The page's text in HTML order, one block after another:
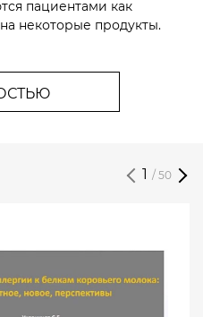
пациентами как
некоторые продукты.
/ 50